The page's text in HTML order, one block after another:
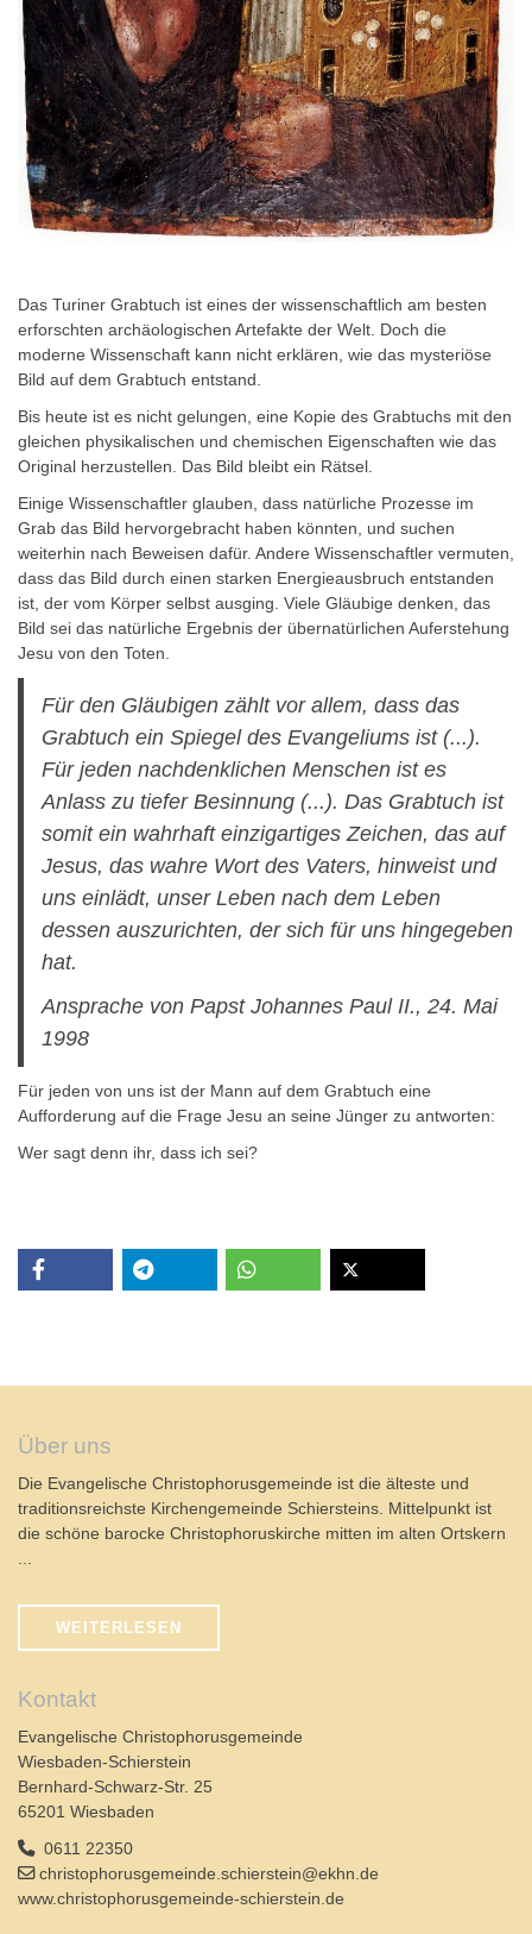
Das Turiner Grabtuch ist eines der wissenschaftlich am besten
erforschten archäologischen Artefakte der Welt. Doch die
moderne Wissenschaft kann nicht erklären, wie das mysteriöse
Bild auf dem Grabtuch entstand.
Bis heute ist es nicht gelungen, eine Kopie des Grabtuchs mit den
gleichen physikalischen und chemischen Eigenschaften wie das
Original herzustellen. Das Bild bleibt ein Rätsel.
Einige Wissenschaftler glauben, dass natürliche Prozesse im
Grab das Bild hervorgebracht haben könnten, und suchen
weiterhin nach Beweisen dafür. Andere Wissenschaftler vermuten,
dass das Bild durch einen starken Energieausbruch entstanden
ist, der vom Körper selbst ausging. Viele Gläubige denken, das
Bild sei das natürliche Ergebnis der übernatürlichen Auferstehung
Jesu von den Toten.
Für den Gläubigen zählt vor allem, dass das
Grabtuch ein Spiegel des Evangeliums ist (...).
Für jeden nachdenklichen Menschen ist es
Anlass zu tiefer Besinnung (...). Das Grabtuch ist
somit ein wahrhaft einzigartiges Zeichen, das auf
Jesus, das wahre Wort des Vaters, hinweist und
uns einlädt, unser Leben nach dem Leben
dessen auszurichten, der sich für uns hingegeben
hat.
Ansprache von Papst Johannes Paul II., 24. Mai
1998
Für jeden von uns ist der Mann auf dem Grabtuch eine
Aufforderung auf die Frage Jesu an seine Jünger zu antworten:
Wer sagt denn ihr, dass ich sei?
Über uns
Die Evangelische Christophorusgemeinde ist die älteste und
traditionsreichste Kirchengemeinde Schiersteins. Mittelpunkt ist
die schöne barocke Christophoruskirche mitten im alten Ortskern
...
WEITERLESEN
Kontakt
Evangelische Christophorusgemeinde
Wiesbaden-Schierstein
Bernhard-Schwarz-Str. 25
65201 Wiesbaden
0611 22350
christophorusgemeinde.schierstein@ekhn.de
www.christophorusgemeinde-schierstein.de